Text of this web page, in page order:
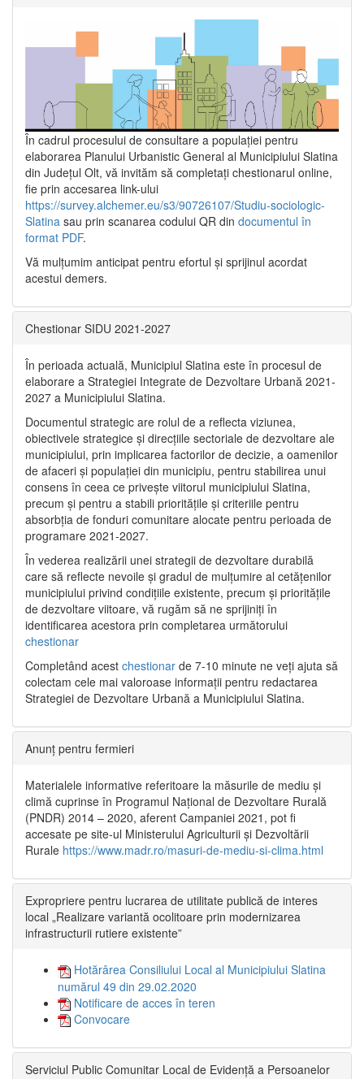
În cadrul procesului de consultare a populaţiei pentru
elaborarea Planului Urbanistic General al Municipiului Slatina
din Județul Olt, vă invităm să completați chestionarul online,
fie prin accesarea link-ului
https://survey.alchemer.eu/s3/90726107/Studiu-sociologic-
Slatina sau prin scanarea codului QR din documentul în
format PDF.
Vă mulţumim anticipat pentru efortul şi sprijinul acordat
acestui demers.
Chestionar SIDU 2021-2027
În perioada actuală, Municipiul Slatina este în procesul de
elaborare a Strategiei Integrate de Dezvoltare Urbană 2021‐
2027 a Municipiului Slatina.
Documentul strategic are rolul de a reflecta viziunea,
obiectivele strategice și direcțiile sectoriale de dezvoltare ale
municipiului, prin implicarea factorilor de decizie, a oamenilor
de afaceri și populației din municipiu, pentru stabilirea unui
consens în ceea ce privește viitorul municipiului Slatina,
precum și pentru a stabili prioritățile și criteriile pentru
absorbția de fonduri comunitare alocate pentru perioada de
programare 2021-2027.
În vederea realizării unei strategii de dezvoltare durabilă
care să reflecte nevoile și gradul de mulțumire al cetățenilor
municipiului privind condițiile existente, precum și prioritățile
de dezvoltare viitoare, vă rugăm să ne sprijiniți în
identificarea acestora prin completarea următorului
chestionar
Completând acest chestionar de 7-10 minute ne veți ajuta să
colectam cele mai valoroase informații pentru redactarea
Strategiei de Dezvoltare Urbană a Municipiului Slatina.
Anunț pentru fermieri
Materialele informative referitoare la măsurile de mediu și
climă cuprinse în Programul Național de Dezvoltare Rurală
(PNDR) 2014 – 2020, aferent Campaniei 2021, pot fi
accesate pe site-ul Ministerului Agriculturii și Dezvoltării
Rurale https://www.madr.ro/masuri-de-mediu-si-clima.html
Expropriere pentru lucrarea de utilitate publică de interes
local „Realizare variantă ocolitoare prin modernizarea
infrastructurii rutiere existente”
Hotărârea Consiliului Local al Municipiului Slatina
numărul 49 din 29.02.2020
Notificare de acces în teren
Convocare
Serviciul Public Comunitar Local de Evidență a Persoanelor